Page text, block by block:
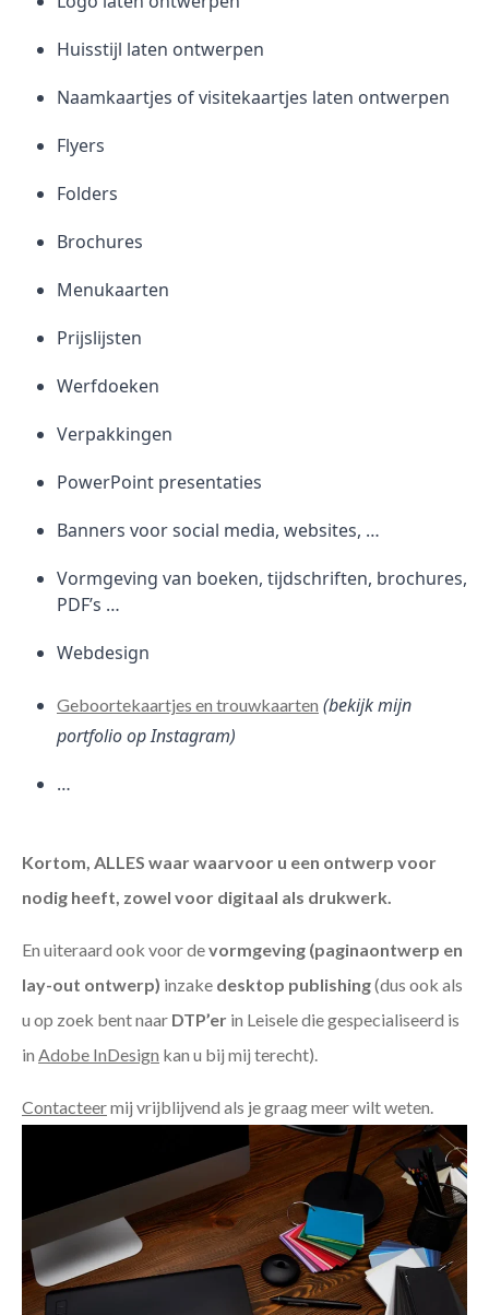
Huisstijl laten ontwerpen
Naamkaartjes of visitekaartjes laten ontwerpen
Flyers
Folders
Brochures
Menukaarten
Prijslijsten
Werfdoeken
Verpakkingen
PowerPoint presentaties
Banners voor social media, websites, …
Vormgeving van boeken, tijdschriften, brochures,
PDF’s …
Webdesign
Geboortekaartjes en trouwkaarten (bekijk mijn
portfolio op Instagram)
…
Kortom, ALLES waar waarvoor u een ontwerp voor
nodig heeft, zowel voor digitaal als drukwerk.
En uiteraard ook voor devormgeving (paginaontwerp en
lay-out ontwerp) inzake desktop publishing(dus ook als
u op zoek bent naar DTP’er in Leisele die gespecialiseerd is
in Adobe InDesign kan u bij mij terecht).
Contacteermij vrijblijvend als je graag meer wilt weten.